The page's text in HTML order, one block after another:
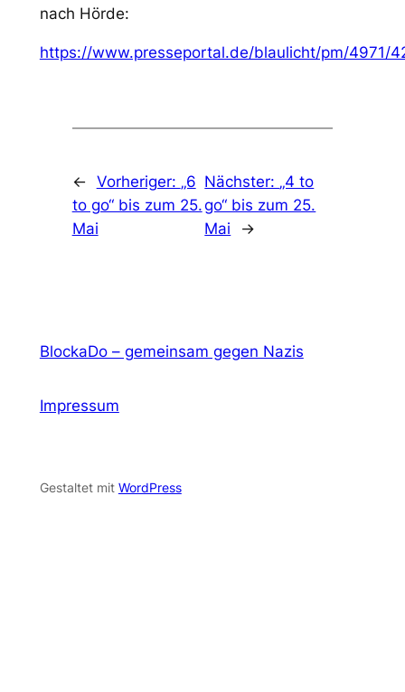
nach Hörde:
https://www.presseportal.de/blaulicht/pm/4971/
← Vorheriger: „6
to go“ bis zum 25.
Mai
Nächster: „4 to
go“ bis zum 25.
Mai
→
BlockaDo – gemeinsam gegen Nazis
Impressum
Gestaltet mit WordPress